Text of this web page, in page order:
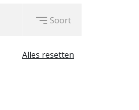
Soort
Alles resetten